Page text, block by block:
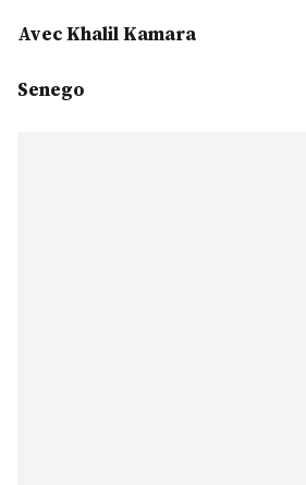
Avec Khalil Kamara
Senego